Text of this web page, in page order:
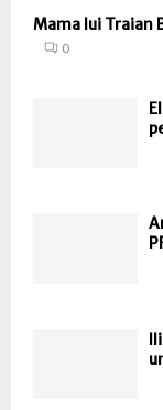
Mama lui Traian
0